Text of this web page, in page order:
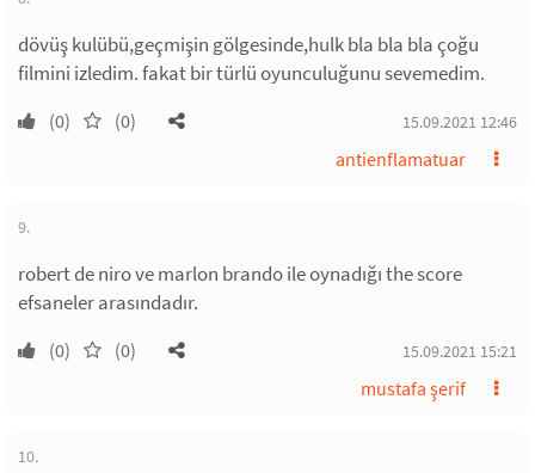
dövüş kulübü,geçmişin gölgesinde,hulk bla bla bla çoğu
filmini izledim. fakat bir türlü oyunculuğunu sevemedim.
(0) (0) 15.09.2021 12:46
antienflamatuar
9.
robert de niro ve marlon brando ile oynadığı the score
efsaneler arasındadır.
(0) (0) 15.09.2021 15:21
mustafa şerif
10.